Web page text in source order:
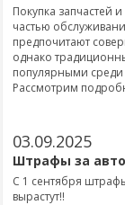
Покупка запчастей
частью
предпочитают
однако
популярными среди
Рассмотрим
03.09.2025
Штрафы за
С 1 сентября
вырастут!!